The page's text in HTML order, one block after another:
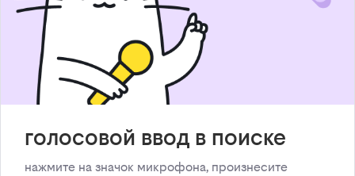
голосовой ввод в поиске
нажмите на значок микрофона, произнесите